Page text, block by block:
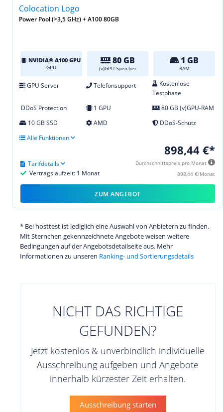
Power Pool (>3,5 GHz) + A100 80GB
NVIDIA® A100 GPU
GPU
80 GB
(v)GPU-Speicher
1 GB
RAM
GPU Server Telefonsupport
Kostenlose
Testphase
DDoS Protection
1 GPU
80 GB (v)GPU-RAM
10 GB SSD
AMD
DDoS-Schutz
Alle Funktionen
898,44 €*
Durchschnittspreis pro Monat
898,44 €/Monat
Vertragslaufzeit: 1 Monat
Tarifdetails
ZUM ANGEBOT
* Bei hosttest ist lediglich eine Auswahl von Anbietern zu finden.
Mit Sternchen gekennzeichnete Angebote weisen weitere
Bedingungen auf der Angebotsdetailseite aus. Mehr
Informationen zu unseren Ranking- und Sortierungsdetails
NICHT DAS RICHTIGE
GEFUNDEN?
Jetzt kostenlos & unverbindlich individuelle
Ausschreibung aufgeben und Angebote
innerhalb kürzester Zeit erhalten.
Ausschreibung starten